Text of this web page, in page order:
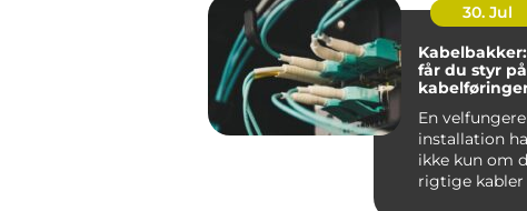
30. Jul
får du styr på
En
installation
ikke kun om
rigtige kabler